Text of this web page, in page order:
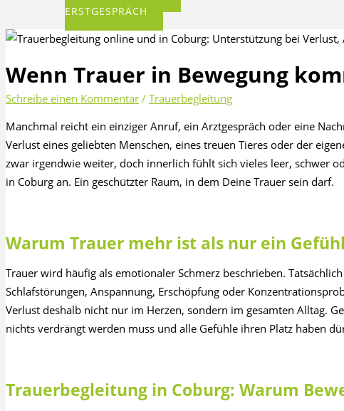
ERSTGESPRÄCH
Wenn Trauer in Bewegung
Schreibe einen Kommentar / Trauerbegleitung
Manchmal reicht ein einziger Anruf, ein Arztgespräch oder eine
Verlust eines geliebten Menschen, eines treuen Tieres oder der
zwar irgendwie weiter, doch innerlich fühlt sich vieles leer, schwer
in Coburg an. Ein geschützter Raum, in dem Deine Trauer sein darf.
Warum Trauer mehr ist als nur ein Gefühl
Trauer wird häufig als emotionaler Schmerz beschrieben.
Schlafstörungen, Anspannung, Erschöpfung oder
Verlust deshalb nicht nur im Herzen, sondern im gesamten Alltag.
nichts verdrängt werden muss und alle Gefühle ihren Platz haben
Trauerbegleitung in Coburg: Warum